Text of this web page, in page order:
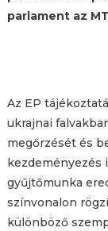
parlament az
Az EP
ukrajnai
megőrzését és
kezdeményezés
gyűjtőmunka
színvonalon
különböző